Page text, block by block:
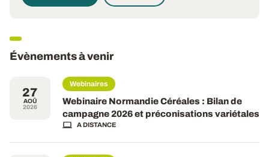
Évènements à venir
27
AOÛ
2026
Webinaires
Webinaire Normandie Céréales : Bilan de
campagne 2026 et préconisations variétales
A DISTANCE